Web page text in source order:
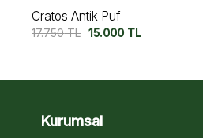
Cratos Antik Puf
17.750TL 15.000 TL
Kurumsal